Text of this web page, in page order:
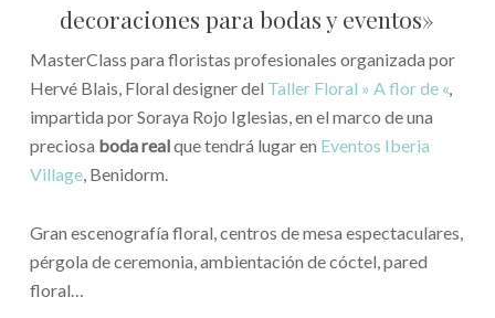
decoraciones para bodas y eventos»
MasterClass para floristas profesionales organizada por
Hervé Blais, Floral designer del Taller Floral » A flor de «,
impartida por Soraya Rojo Iglesias, en el marco de una
preciosa boda realque tendrá lugar en Eventos Iberia
Village, Benidorm.
Gran escenografía floral, centros de mesa espectaculares,
pérgola de ceremonia, ambientación de cóctel, pared
floral…